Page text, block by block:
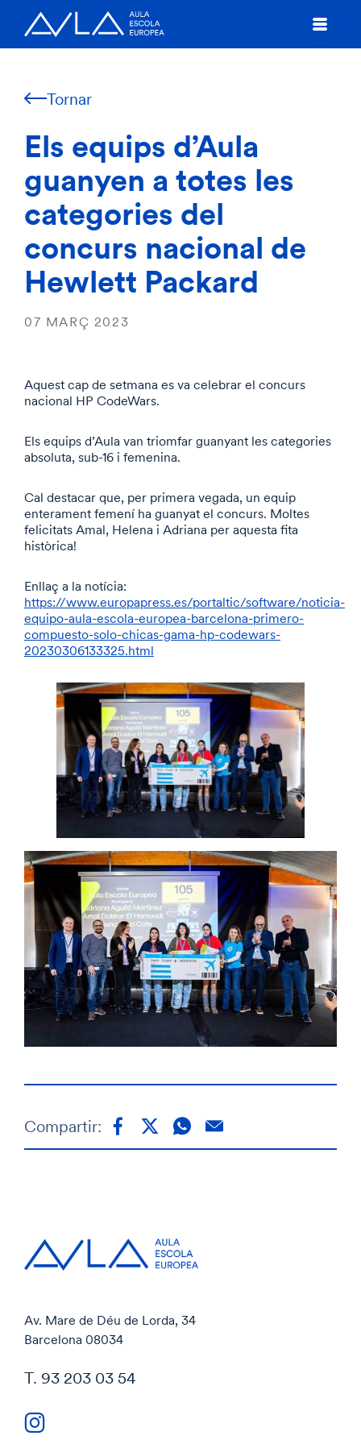
Tornar
Els equips d’Aula
guanyen a totes les
categories del
concurs nacional de
Hewlett Packard
07 MARÇ 2023
Aquest cap de setmana es va celebrar el concurs
nacional HP CodeWars.
Els equips d’Aula van triomfar guanyant les categories
absoluta, sub-16 i femenina.
Cal destacar que, per primera vegada, un equip
enterament femení ha guanyat el concurs. Moltes
felicitats Amal, Helena i Adriana per aquesta fita
històrica!
Enllaç a la notícia:
https://www.europapress.es/portaltic/software/noticia-
equipo-aula-escola-europea-barcelona-primero-
compuesto-solo-chicas-gama-hp-codewars-
20230306133325.html
Compartir:
Av. Mare de Déu de Lorda, 34
Barcelona 08034
T. 93 203 03 54